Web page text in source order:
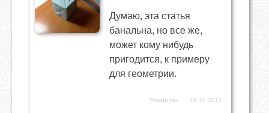
Думаю, эта статья
банальна, но все же,
может кому нибудь
пригодится, к примеру
для геометрии.
Темирлан 19.10.2011